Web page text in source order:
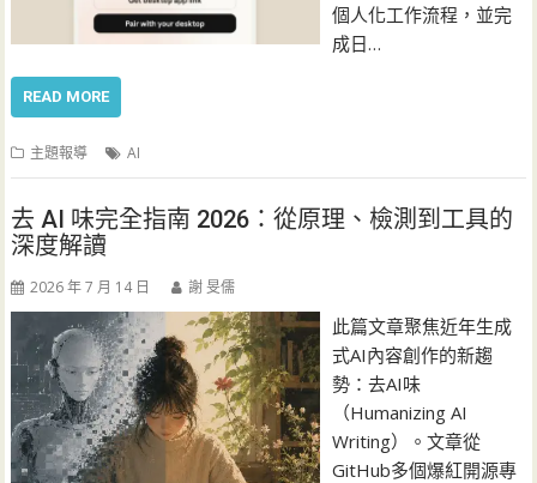
個人化工作流程，並完
成日…
READ MORE
主題報導 AI
去 AI 味完全指南 2026：從原理、檢測到工具的
深度解讀
2026 年 7 月 14 日 謝 旻儒
此篇文章聚焦近年生成
式AI內容創作的新趨
勢：去AI味
（Humanizing AI
Writing）。文章從
GitHub多個爆紅開源專